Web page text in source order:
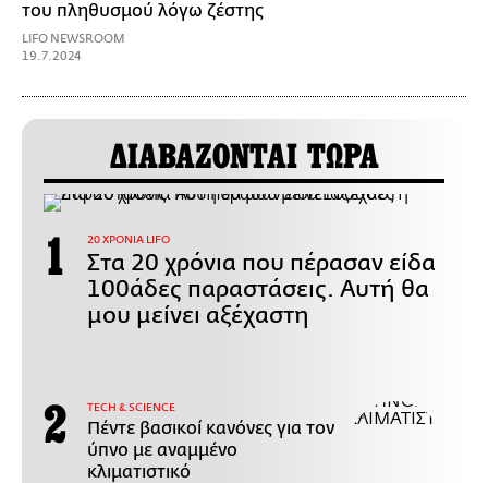
του πληθυσμού λόγω ζέστης
LIFO NEWSROOM
19.7.2024
ΔΙΑΒΑΖΟΝΤΑΙ ΤΩΡΑ
20 ΧΡΟΝΙΑ LIFO
Στα 20 χρόνια που πέρασαν είδα
100άδες παραστάσεις. Αυτή θα
μου μείνει αξέχαστη
ΤECH & SCIENCE
Πέντε βασικοί κανόνες για τον
ύπνο με αναμμένο
κλιματιστικό